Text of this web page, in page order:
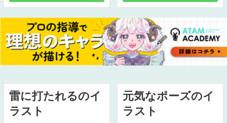
雷に打たれるのイ
ラスト
元気なポーズのイ
ラスト